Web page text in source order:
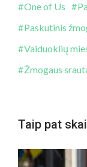
One of Us
Paskutinis
Vaiduoklių
Žmogaus
Taip pat